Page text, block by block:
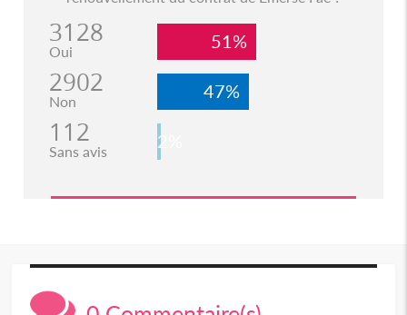
3128
Oui 51%
2902
Non 47%
112
Sans avis 2%